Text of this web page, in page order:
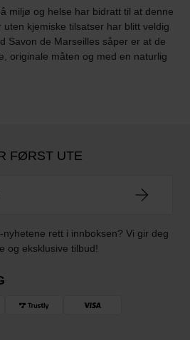
miljø og helse har bidratt til at denne
kjemiske tilsatser har blitt veldig
Savon de Marseilles såper er at de
originale måten og med en naturlig
FØRST UTE
rett i innboksen? Vi gir deg
og eksklusive tilbud!